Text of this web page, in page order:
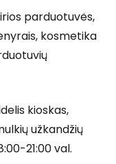
parduotuvės,
kosmetika
kioskas,
užkandžių
21:00 val.